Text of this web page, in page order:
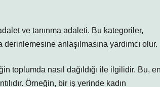
ve tanınma adaleti. Bu kategoriler,
anlaşılmasına yardımcı olur.
toplumda nasıl dağıldığı ile ilgilidir. Bu,
Örneğin, bir iş yerinde kadın